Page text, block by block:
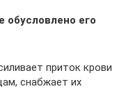
обусловлено его
приток крови
снабжает их